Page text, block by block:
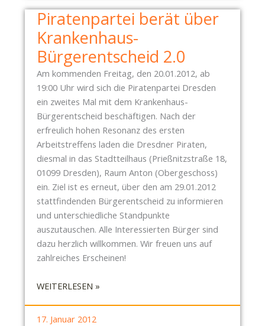
A
T
E
P
A
R
T
E
I
D
R
E
S
D
E
N
U
N
E
R
Piratenpartei berät über
Krankenhaus-
Bürgerentscheid 2.0
Am kommenden Freitag, den 20.01.2012, ab
19:00 Uhr wird sich die Piratenpartei Dresden
ein zweites Mal mit dem Krankenhaus-
Bürgerentscheid beschäftigen. Nach der
erfreulich hohen Resonanz des ersten
Arbeitstreffens laden die Dresdner Piraten,
diesmal in das Stadtteilhaus (Prießnitzstraße 18,
01099 Dresden), Raum Anton (Obergeschoss)
ein. Ziel ist es erneut, über den am 29.01.2012
stattfindenden Bürgerentscheid zu informieren
und unterschiedliche Standpunkte
auszutauschen. Alle Interessierten Bürger sind
dazu herzlich willkommen. Wir freuen uns auf
zahlreiches Erscheinen!
WEITERLESEN »:
17. Januar 2012